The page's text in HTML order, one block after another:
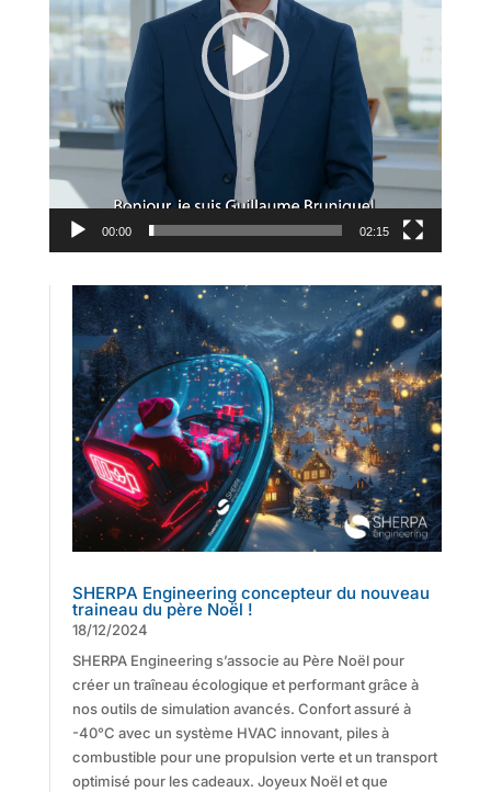
00:00 02:15
SHERPA Engineering concepteur du nouveau
traineau du père Noël !
18/12/2024
SHERPA Engineering s’associe au Père Noël pour
créer un traîneau écologique et performant grâce à
nos outils de simulation avancés. Confort assuré à
-40°C avec un système HVAC innovant, piles à
combustible pour une propulsion verte et un transport
optimisé pour les cadeaux. Joyeux Noël et que